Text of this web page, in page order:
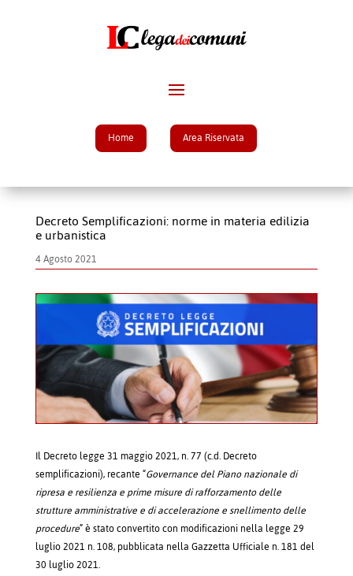
Home Area Riservata
Decreto Semplificazioni: norme in materia edilizia
e urbanistica
4 Agosto 2021
Il Decreto legge 31 maggio 2021, n. 77 (c.d. Decreto
semplificazioni), recante “Governance del Piano nazionale di
ripresa e resilienza e prime misure di rafforzamento delle
strutture amministrative e di accelerazione e snellimento delle
procedure” è stato convertito con modificazioni nella legge 29
luglio 2021 n. 108, pubblicata nella Gazzetta Ufficiale n. 181 del
30 luglio 2021.